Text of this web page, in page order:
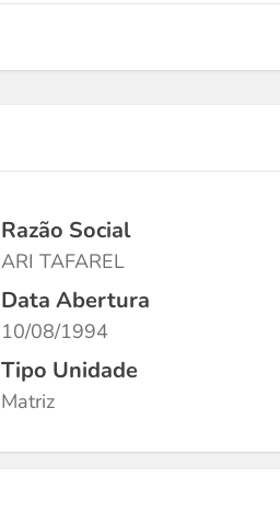
Razão Social
ARI TAFAREL
Data Abertura
10/08/1994
Tipo Unidade
Matriz